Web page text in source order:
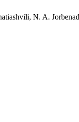
N. A.